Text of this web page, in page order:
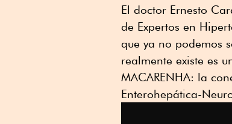
El doctor Ernesto
de Expertos en
que ya no podemos
realmente existe es
MACARENHA: la
Enterohepática-